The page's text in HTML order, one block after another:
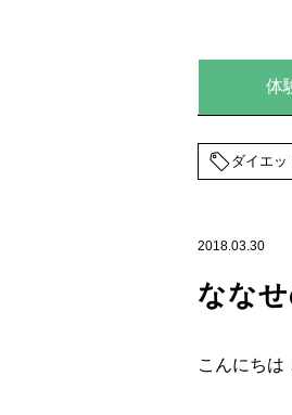
体
ダイエッ
2018.03.30
ななせ
こんにちは